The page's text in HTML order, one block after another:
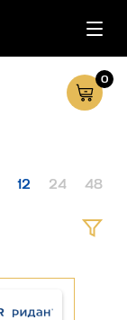
Сервисные
0
12 24 48